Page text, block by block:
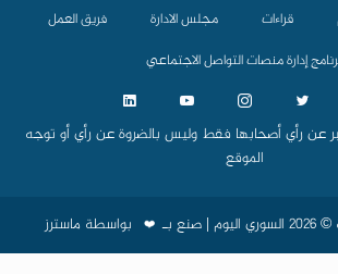
قراءات مجلس الادارة
فريق العمل
إدارة منصات التواصل الاجتماعي
عن رأي أصحابها فقط وليس بالضروة عن رأي أو توجه
الموقع
بـ ❤️ بواسطة ماسترز